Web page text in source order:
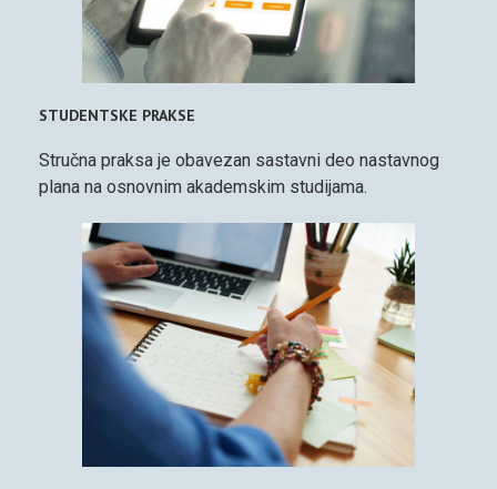
STUDENTSKE PRAKSE
Stručna praksa je obavezan sastavni deo nastavnog
plana na osnovnim akademskim studijama.